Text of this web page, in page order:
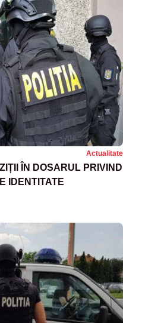
Actualitate
ÎN DOSARUL PRIVIND
IDENTITATE